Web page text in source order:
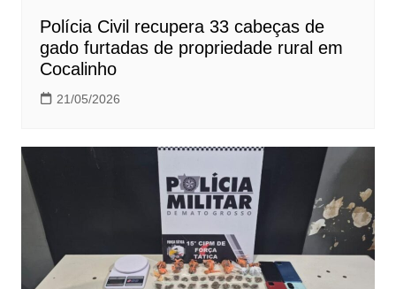
Polícia Civil recupera 33 cabeças de
gado furtadas de propriedade rural em
Cocalinho
21/05/2026